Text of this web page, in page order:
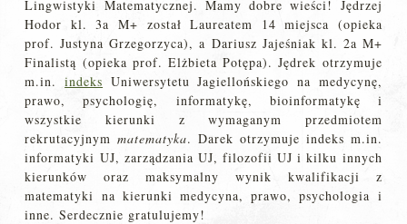
Lingwistyki Matematycznej. Mamy dobre wieści! Jędrzej
Hodor kl. 3a M+ został Laureatem 14 miejsca (opieka
prof. Justyna Grzegorzyca), a Dariusz Jajeśniak kl. 2a M+
Finalistą (opieka prof. Elżbieta Potępa). Jędrek otrzymuje
m.in.indeks Uniwersytetu Jagiellońskiego na medycynę,
prawo, psychologię, informatykę, bioinformatykę i
wszystkie kierunki z wymaganym przedmiotem
rekrutacyjnymmatematyka. Darek otrzymuje indeks m.in.
informatyki UJ, zarządzania UJ, filozofii UJ i kilku innych
kierunków oraz maksymalny wynik kwalifikacji z
matematyki na kierunki medycyna, prawo, psychologia i
inne. Serdecznie gratulujemy!